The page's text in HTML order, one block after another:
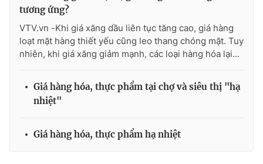
tương ứng?
VTV.vn -Khi giá xăng dầu liên tục tăng cao, giá hàng
loạt mặt hàng thiết yếu cũng leo thang chóng mặt. Tuy
nhiên, khi giá xăng giảm mạnh, các loại hàng hóa lại...
Giá hàng hóa, thực phẩm tại chợ và siêu thị "hạ
nhiệt"
Giá hàng hóa, thực phẩm hạ nhiệt